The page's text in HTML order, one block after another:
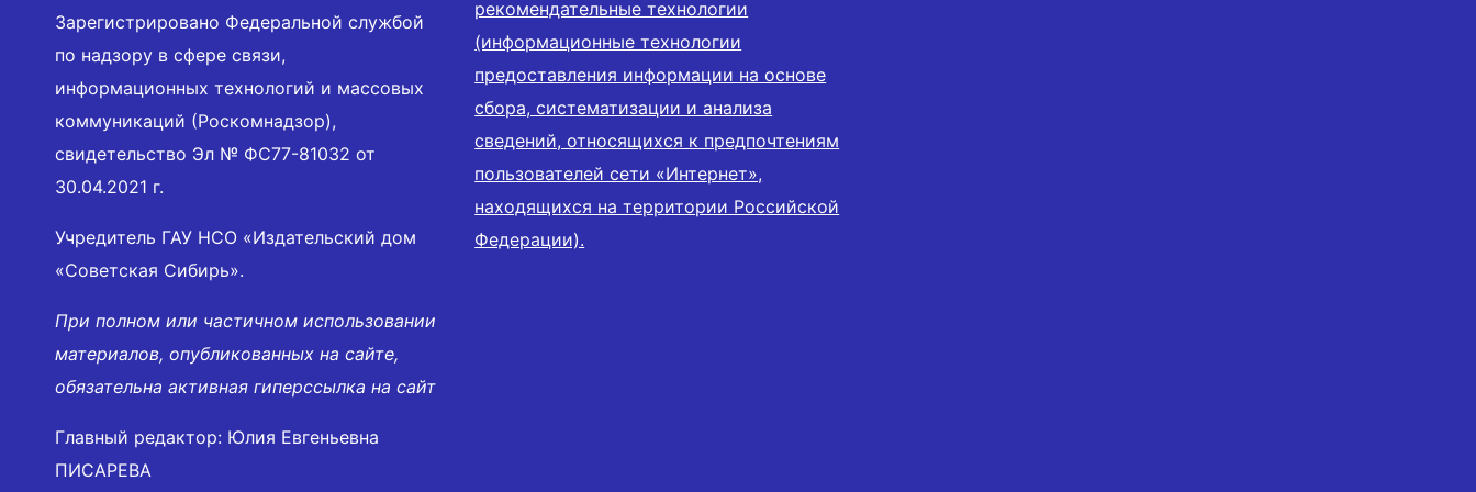
Зарегистрировано Федеральной службой
по надзору в сфере связи,
информационных технологий и массовых
коммуникаций (Роскомнадзор),
свидетельство Эл № ФС77-81032 от
30.04.2021 г.
Учредитель ГАУ НСО «Издательский дом
«Советская Сибирь».
При полном или частичном использовании
материалов, опубликованных на сайте,
обязательна активная гиперссылка на сайт
Главный редактор: Юлия Евгеньевна
ПИСАРЕВА
рекомендательные технологии
(информационные технологии
предоставления информации на основе
сбора, систематизации и анализа
сведений, относящихся к предпочтениям
пользователей сети «Интернет»,
находящихся на территории Российской
Федерации).